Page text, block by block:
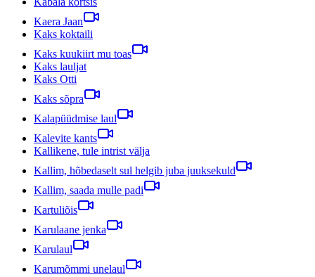
Kaera Jaan
Kaks koktaili
Kaks kuukiirt mu toas
Kaks lauljat
Kaks Otti
Kaks sõpra
Kalapüüdmise laul
Kalevite kants
Kallikene, tule intrist välja
Kallim, hõbedaselt sul helgib juba juuksekuld
Kallim, saada mulle padi
Kartuliõis
Karulaane jenka
Karulaul
Karumõmmi unelaul